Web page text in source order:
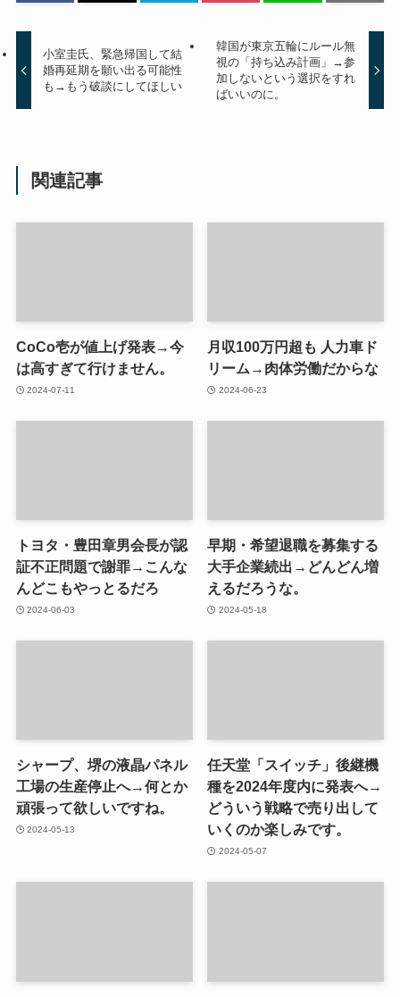
小室圭氏、緊急帰国して結
婚再延期を願い出る可能性
も→もう破談にしてほしい
韓国が東京五輪にルール無
視の「持ち込み計画」→参
加しないという選択をすれ
ばいいのに。
関連記事
CoCo壱が値上げ発表→今
は高すぎて行けません。
2024-07-11
月収100万円超も 人力車ド
リーム→肉体労働だからな
2024-06-23
トヨタ・豊田章男会長が認
証不正問題で謝罪→こんな
んどこもやっとるだろ
2024-06-03
早期・希望退職を募集する
大手企業続出→どんどん増
えるだろうな。
2024-05-18
シャープ、堺の液晶パネル
工場の生産停止へ→何とか
頑張って欲しいですね。
2024-05-13
任天堂「スイッチ」後継機
種を2024年度内に発表へ→
どういう戦略で売り出して
いくのか楽しみです。
2024-05-07